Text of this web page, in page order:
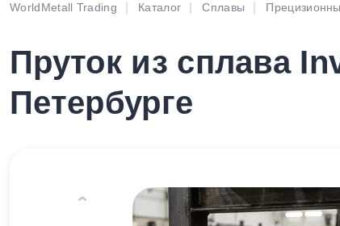
WorldMetall Trading Каталог Сплавы
Пруток из сплава
Петербурге